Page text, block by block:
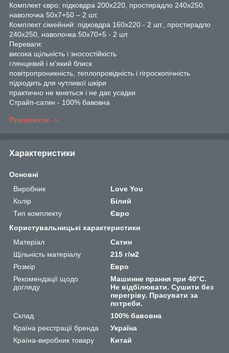
Комплект євро: підковдра 200х220, простирадло 240х250,
наволочка 50х7+50 – 2 шт.
Комплект сімейний: підковдра 160х220 - 2 шт., простирадло
240х250, наволочка 50х70+5 - 2 шт.
Переваги:
висока щільність і зносостійкість
глянцевий і м'який блиск
повітропроникність, теплопровідність і гігроскопічність
підходить для чутливої шкіри
практично не мнеться і не дає усадки
Страйп-сатин - 100% бавовна
Приховати
Характеристики
Основні
Виробник
Love You
Колір
Білий
Тип комплекту
Євро
Користувальницькі характеристики
Матеріал
Сатин
Щільність матеріалу
215 г/м2
Розмір
Евро
Рекомендації щодо
догляду
Машинне прання при 40°C.
Не відбілювати. Сушити без
перегріву. Прасувати за
потреби.
Склад
100% бавовна
Країна реєстрації бренда
Україна
Країна-виробник товару
Китай